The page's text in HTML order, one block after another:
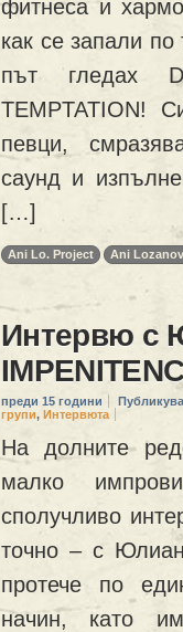
фитнеса и
как се запали по
път гледах
TEMPTATION!
певци,
саунд и
[…]
Ani Lo. Project Ani
Интервю с
преди 15 години
групи, Интервюта
На долните
малко
сполучливо
точно – с
протече по
начин, като